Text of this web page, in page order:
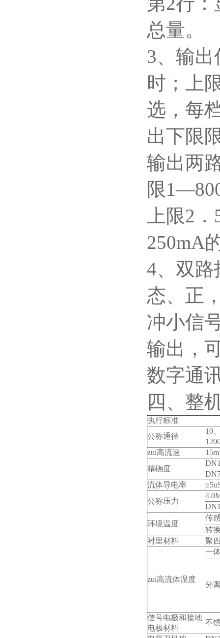
总量。
3、输
时；上
选，每
出下限
输出两
限
上限2
250mA
4、双
态、正
冲小信
输出，
数字通
四、整
执行标准
公称通径
10
zui高流速 15m
精确度
流体导电率
公称压力
环境温度
传
转
衬里材料
聚
zui高流体温度
一
分
信号电极和接地
电极材料
不